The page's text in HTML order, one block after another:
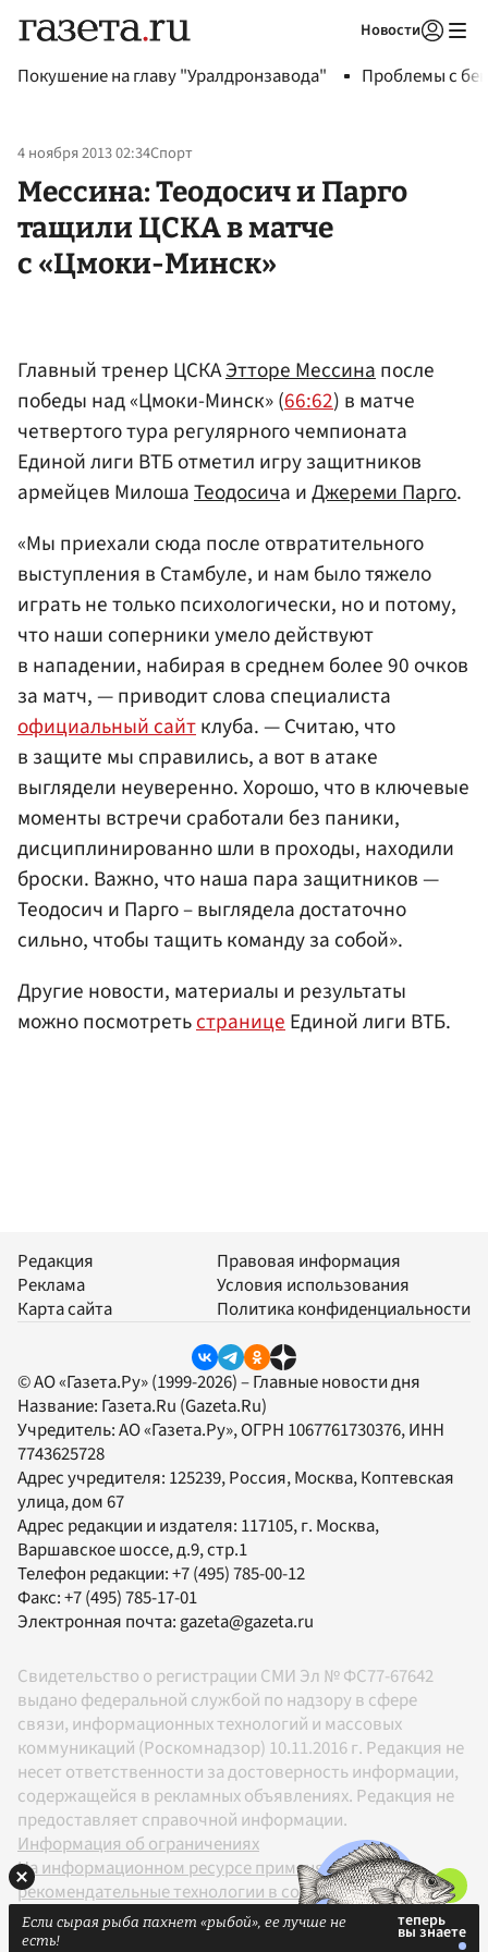
Новости
Покушение на главу "Уралдронзавода" Проблемы с
4 ноября 2013 02:34Спорт
Мессина: Теодосич и Парго
тащили ЦСКА в матче
с «Цмоки-Минск»
Главный тренер ЦСКАЭтторе Мессинапосле
победы над «Цмоки-Минск» (66:62) в матче
четвертого тура регулярного чемпионата
Единой лиги ВТБ отметил игру защитников
армейцев МилошаТеодосича иДжереми Парго.
«Мы приехали сюда после отвратительного
выступления в Стамбуле, и нам было тяжело
играть не только психологически, но и потому,
что наши соперники умело действуют
в нападении, набирая в среднем более 90 очков
за матч, — приводит слова специалиста
официальный сайтклуба. — Считаю, что
в защите мы справились, а вот в атаке
выглядели неуверенно. Хорошо, что в ключевые
моменты встречи сработали без паники,
дисциплинированно шли в проходы, находили
броски. Важно, что наша пара защитников —
Теодосич и Парго – выглядела достаточно
сильно, чтобы тащить команду за собой».
Другие новости, материалы и результаты
можно посмотретьстраницеЕдиной лиги ВТБ.
Редакция
Реклама
Карта сайта
Правовая информация
Условия использования
Политика конфиденциальности
© АО «Газета.Ру» (1999-2026) – Главные новости дня
Название: Газета.Ru (Gazeta.Ru)
Учредитель:АО «Газета.Ру», ОГРН 1067761730376, ИНН
7743625728
Адрес учредителя: 125239, Россия, Москва, Коптевская
улица, дом 67
Адрес редакции и издателя: 117105, г. Москва,
Варшавское шоссе, д.9, стр.1
Телефон редакции:+7 (495) 785-00-12
Факс:+7 (495) 785-17-01
Электронная почта: gazeta@gazeta.ru
Свидетельство о регистрации СМИ Эл № ФС77-67642
выдано федеральной службой по надзору в сфере
связи, информационных технологий и массовых
коммуникаций (Роскомнадзор) 10.11.2016 г. Редакция не
несет ответственности за достоверность информации,
содержащейся в рекламных объявлениях. Редакция не
предоставляет справочной информации.
Информация об ограничениях
На информационном ресурсе применяются
рекомендательные технологии в соответствии с
Правилами
Если сырая рыба пахнет «рыбой», ее лучше не
есть!